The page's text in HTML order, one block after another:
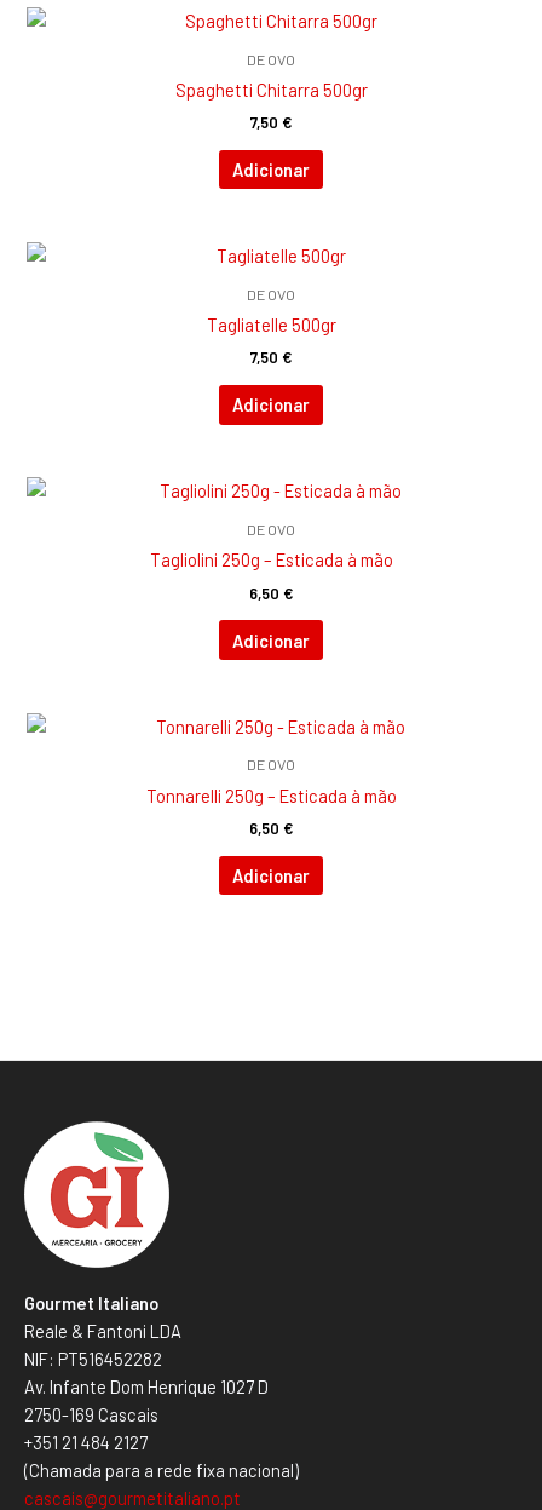
DE OVO
Spaghetti Chitarra 500gr
7,50 €
Adicionar
DE OVO
Tagliatelle 500gr
7,50 €
Adicionar
DE OVO
Tagliolini 250g – Esticada à mão
6,50 €
Adicionar
DE OVO
Tonnarelli 250g – Esticada à mão
6,50 €
Adicionar
Gourmet Italiano
Reale & Fantoni LDA
NIF: PT516452282
Av. Infante Dom Henrique 1027 D
2750-169 Cascais
+351 21 484 2127
(Chamada para a rede fixa nacional)
cascais@gourmetitaliano.pt